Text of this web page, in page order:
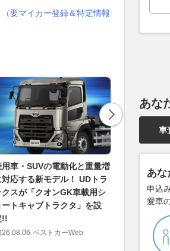
要マイカー登録＆特定情報
用車・SUVの電動化と重量増
対応する新モデル！ UDトラ
クスが「クオンGK車載用シ
ートキャブトラクタ」を設
!!
ベストカーWeb
予算15万円
NAの「G」
「G-T」か
ジン選びの
ベ
あな
車
あな
申込
愛車